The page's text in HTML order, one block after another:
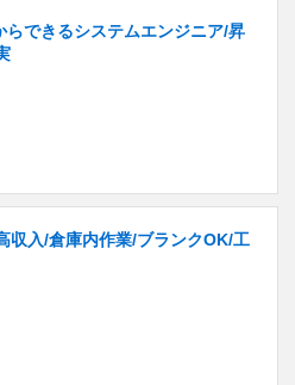
らできるシステムエンジニア/昇
収入/倉庫内作業/ブランクOK/工